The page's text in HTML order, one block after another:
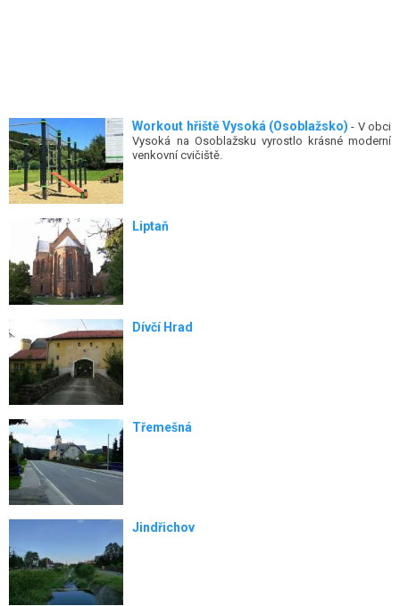
Workout hřiště Vysoká (Osoblažsko) - V obci
Vysoká na Osoblažsku vyrostlo krásné moderní
venkovní cvičiště.
Liptaň
Dívčí Hrad
Třemešná
Jindřichov